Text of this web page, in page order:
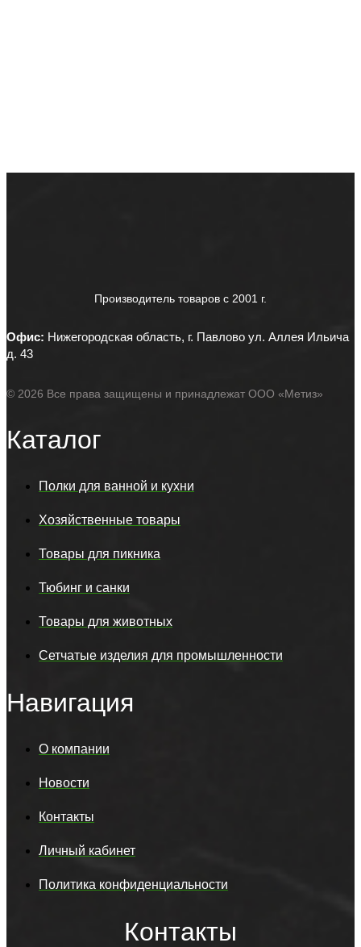
Производитель товаров c 2001 г.
Офис: Нижегородская область, г. Павлово ул. Аллея Ильича
д. 43
© 2026 Все права защищены и принадлежат ООО «Метиз»
Каталог
Полки для ванной и кухни
Хозяйственные товары
Товары для пикника
Тюбинг и санки
Товары для животных
Сетчатые изделия для промышленности
Навигация
О компании
Новости
Контакты
Личный кабинет
Политика конфиденциальности
Контакты